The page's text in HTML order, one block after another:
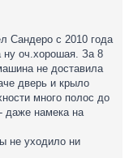
Сандеро с 2010 года
оч.хорошая. За 8
не доставила
дверь и крыло
много полос до
даже намека на
не уходило ни